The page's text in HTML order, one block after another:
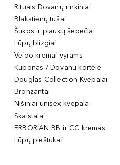
Rituals Dovanų rinkiniai
Blakstienų tušai
Šukos ir plaukų šepečiai
Lūpų blizgiai
Veido kremai vyrams
Kuponas / Dovanų kortelė
Douglas Collection Kvepalai
Bronzantai
Nišiniai unisex kvepalai
Skaistalai
ERBORIAN BB ir CC kremas
Lūpų pieštukai